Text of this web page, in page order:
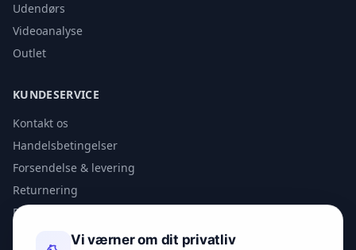
Udendørs
Videoanalyse
Outlet
KUNDESERVICE
Kontakt os
Handelsbetingelser
Forsendelse & levering
Returnering
Privatlivspolitik
Vi værner om dit privatliv